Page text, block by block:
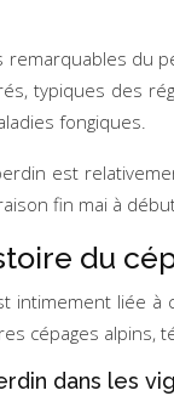
remarquables du
typiques des
fongiques.
est
fin mai à
du
intimement liée
cépages alpins,
dans les